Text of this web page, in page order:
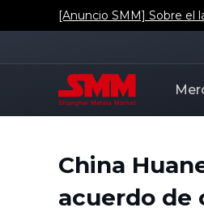
[Anuncio SMM] Sobre el
China
acuerdo de